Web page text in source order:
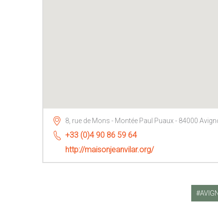
8, rue de Mons - Montée Paul Puaux - 84000
+33 (0)4 90 86 59 64
http://maisonjeanvilar.org/